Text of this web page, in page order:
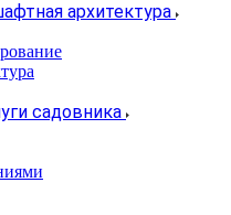
архитектура
садовника